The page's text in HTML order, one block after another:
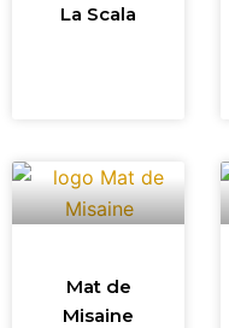
La Scala
Mat de
Misaine